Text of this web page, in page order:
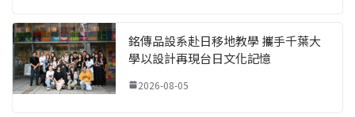
銘傳品設系赴日移地教學 攜手千葉大
學以設計再現台日文化記憶
2026-08-05